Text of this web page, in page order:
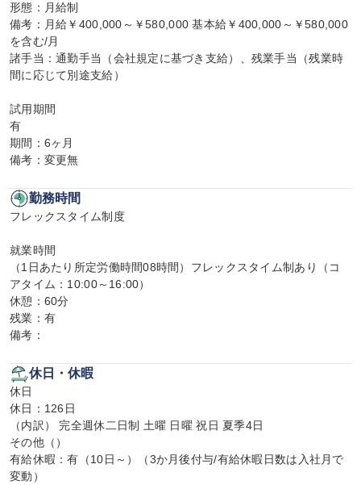
形態：月給制
備考：月給￥400,000～￥580,000 基本給￥400,000～￥580,000
を含む/月
諸手当：通勤手当（会社規定に基づき支給）、残業手当（残業時
間に応じて別途支給）
試用期間
有
期間：6ヶ月
備考：変更無
勤務時間
フレックスタイム制度
就業時間
（1日あたり所定労働時間08時間）フレックスタイム制あり（コ
アタイム：10:00～16:00）
休憩：60分
残業：有
備考：
休日・休暇
休日
休日：126日
（内訳） 完全週休二日制 土曜 日曜 祝日 夏季4日
その他（）
有給休暇：有（10日～）（3か月後付与/有給休暇日数は入社月で
変動）